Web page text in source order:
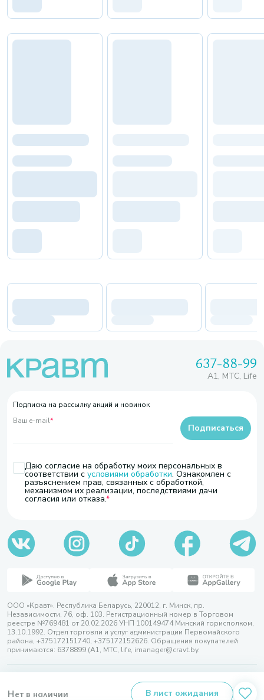
Нет в наличии В лист ожидания
637-88-99
A1, МТС, Life
Подписка на рассылку акций и новинок
Ваш e-mail*
Даю согласие на обработку моих персональных в
соответствии с условиями обработки. Ознакомлен с
разъяснением прав, связанных с обработкой,
механизмом их реализации, последствиями дачи
согласия или отказа.
Подписаться
ООО «Кравт». Республика Беларусь, 220012, г. Минск, пр.
Независимости, 76, оф. 103. Регистрационный номер в Торговом
реестре №769481 от 20.02.2026 УНП 100149474 Минский горисполком,
13.10.1992. Отдел торговли и услуг администрации Первомайского
района, +375172151740; +375172152626. Обращения покупателей
принимаются: 6378899 (А1, МТС, life, imanager@cravt.by.
Разработка сайта — SLAM